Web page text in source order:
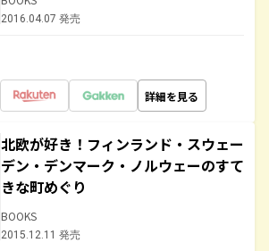
2016.04.07 発売
詳細を見る
北欧が好き！フィンランド・スウェー
デン・デンマーク・ノルウェーのすて
きな町めぐり
BOOKS
2015.12.11 発売